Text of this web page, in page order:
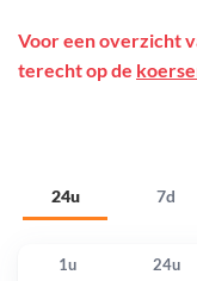
24u 7d
Voor een overzicht
terecht op de
1u 24u